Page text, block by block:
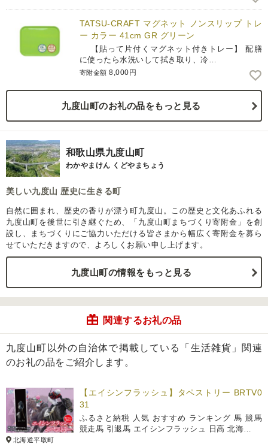
TATSU-CRAFT マグネット ノンスリップ トレ
ー カラー 41cm GR グリーン
【貼って片付くマグネット付きトレー】 配膳
に使ったら水洗いして拭き取り、冷…
寄附金額 8,000円
九度山町のお礼の品をもっと見る
和歌山県九度山町
わかやまけん くどやまちょう
美しい九度山 歴史に生きる町
自然に囲まれ、歴史の香りが漂う町九度山。この歴史と文化あふれる
九度山町を後世に引き継ぐため、「九度山町まちづくり寄附金」を創
設し、まちづくりにご協力いただける皆さまから幅広く寄附金を募ら
せていただきますので、よろしくお願い申し上げます。
九度山町の情報をもっと見る
関連するお礼の品
九度山町以外の自治体で掲載している「生活雑貨」関連
のお礼の品をご紹介します。
北海道平取町
【エイシンフラッシュ】タペストリー BRTV0
31
ふるさと納税 人気 おすすめ ランキング 馬 競馬
競走馬 引退馬 エイシンフラッシュ 日高 北海…